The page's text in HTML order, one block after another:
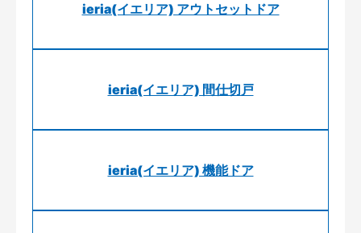
ieria(イエリア) アウトセットドア
ieria(イエリア) 間仕切戸
ieria(イエリア) 機能ドア